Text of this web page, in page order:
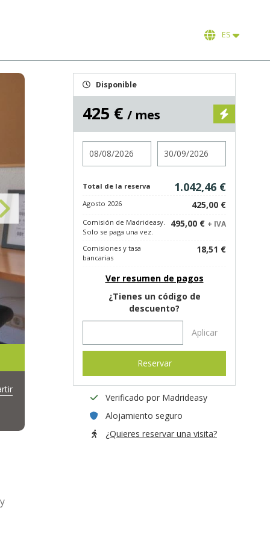
ES
Disponible
425 € / mes
Total de la reserva 1.042,46 €
Agosto 2026 425,00 €
Comisión de Madrideasy.
Solo se paga una vez.
495,00 € + IVA
Comisiones y tasa
bancarias
18,51 €
Ver resumen de pagos
¿Tienes un código de
descuento?
Aplicar
Reservar
Verificado por Madrideasy
Alojamiento seguro
¿Quieres reservar una visita?